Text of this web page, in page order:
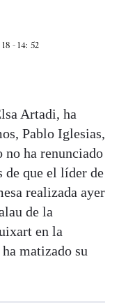
- 14: 52
Artadi, ha
Pablo Iglesias,
no ha renunciado
de que el líder de
realizada ayer
de la
en la
matizado su